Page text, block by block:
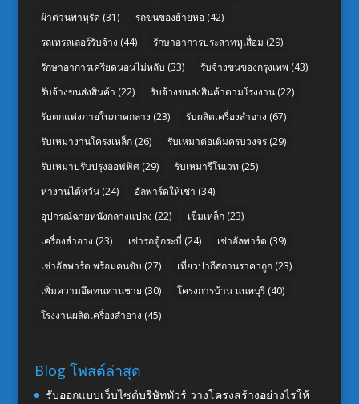
ผ้าต่วนพาหุรัด (31) รถขนของย้ายหอ(42)
รถเทรลเลอร์รับจ้าง (44) รักษาอาการประสาทหูเสื่อม (29)
รักษาอาการเครียดนอนไม่หลับ (33) รับจ้างขนของกรุงเทพ (43)
รับจ้างขนส่งสินค้า (22) รับจ้างขนส่งสินค้าตามโรงงาน(22)
รับตกแต่งภายในภาคกลาง (23) รับผลิตเครื่องสำอาง (67)
รับเหมางานโครงเหล็ก(26) รับเหมาต่อเติมครบวงจร(29)
รับเหมาปรับปรุงออฟฟิศ(29) รับเหมารีโนเวท (25)
หางานไต้หวัน(24) อัลพาร์ดให้เช่า (34)
อุปกรณ์ฉายหนังกลางแปลง (22) เข็มเหล็ก(23)
เครื่องสำอาง (23) เช่ารถตู้กระบี่ (24) เช่าอัลพาร์ด (39)
เช่าอัลพาร์ด พร้อมคนขับ (27) เที่ยวปากีสถานราคาถูก(23)
เพิ่มความอึดทนท่านชาย (30) โครงการบ้าน นนทบุรี(40)
โรงงานผลิตเครื่องสำอาง (45)
Blog โพสต์ล่าสุด
รับออกแบบเว็บไซต์บริษัททัวร์ วางโครงสร้างอย่างไรให้